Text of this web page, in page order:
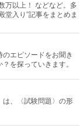
万以上！ などなど。多
堂入り”記事をまとめま
エピソードをお聞き
を探っていきます。
は、〈試験問題〉の形